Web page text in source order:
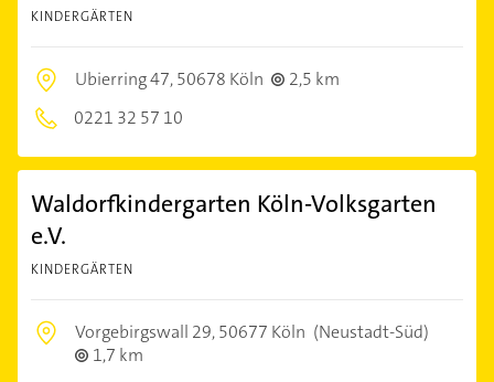
KINDERGÄRTEN
Ubierring 47,50678 Köln
2,5 km
0221 32 57 10
Waldorfkindergarten Köln-Volksgarten
e.V.
KINDERGÄRTEN
Vorgebirgswall 29,50677 Köln (Neustadt-Süd)
1,7 km